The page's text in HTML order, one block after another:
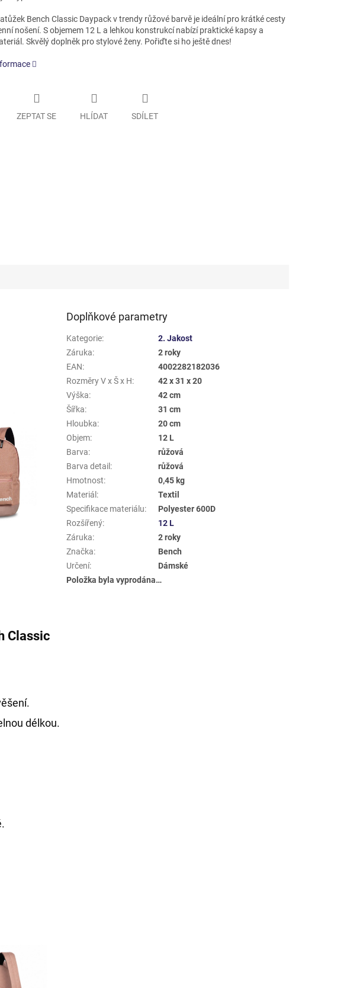
Bench Classic Daypack v trendy růžové barvě je ideální pro krátké cesty
nošení. S objemem 12 L a lehkou konstrukcí nabízí praktické kapsy a
Skvělý doplněk pro stylové ženy. Pořiďte si ho ještě dnes!
ZEPTAT SE HLÍDAT SDÍLET
Classic
délkou.
Doplňkové parametry
Kategorie:
2. Jakost
Záruka:
2 roky
EAN:
4002282182036
Rozměry V x Š x H:
42 x 31 x 20
Výška:
42 cm
Šířka:
31 cm
Hloubka:
20 cm
Objem:
12 L
Barva:
růžová
Barva detail :
růžová
Hmotnost:
0,45 kg
Materiál :
Textil
Specifikace materiálu:
Polyester 600D
Rozšířený:
12 L
Záruka:
2 roky
Značka:
Bench
Určení:
Dámské
Položka byla vyprodána…